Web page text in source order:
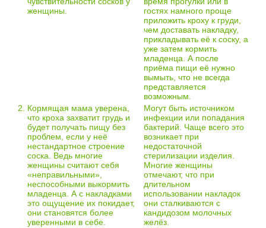
женщины.
гостях намного проще
приложить кроху к груди,
чем доставать накладку,
прикладывать её к соску, а
уже затем кормить
младенца. А после
приёма пищи её нужно
вымыть, что не всегда
представляется
возможным.
2.
Кормящая мама уверена,
что кроха захватит грудь и
будет получать пищу без
проблем, если у неё
нестандартное строение
соска. Ведь многие
женщины считают себя
«неправильными»,
неспособными выкормить
младенца. А с накладками
это ощущение их покидает,
они становятся более
уверенными в себе.
Могут быть источником
инфекции или попадания
бактерий. Чаще всего это
возникает при
недостаточной
стерилизации изделия.
Многие женщины
отмечают, что при
длительном
использовании накладок
они сталкиваются с
кандидозом молочных
желёз.